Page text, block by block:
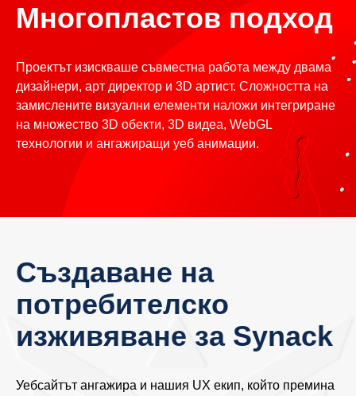
Многопластов подход
Проектът изискваше съвместна работа между двама
дизайнери, арт директор и 3D артист. Сложността на
замислените визуални елементи наложи интегриране
на множество 3D обекти, 3D видеа, WebGL
технологии и ангажиращи уеб анимации.
Създаване на
потребителско
изживяване за Synack
Уебсайтът ангажира и нашия UX екип, който премина